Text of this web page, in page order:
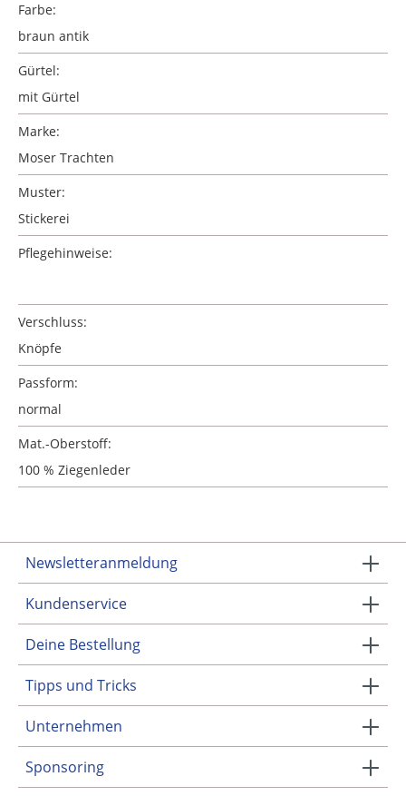
Farbe:
braun antik
Gürtel:
mit Gürtel
Marke:
Moser Trachten
Muster:
Stickerei
Pflegehinweise:
Verschluss:
Knöpfe
Passform:
normal
Mat.-Oberstoff:
100 % Ziegenleder
Newsletteranmeldung
Kundenservice
Deine Bestellung
Tipps und Tricks
Unternehmen
Sponsoring